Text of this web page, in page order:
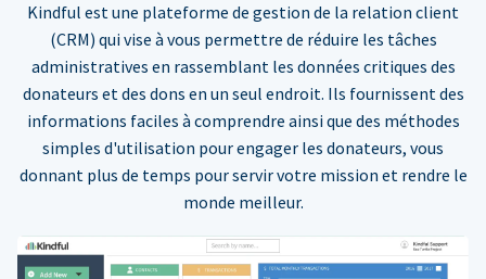
Kindful est une plateforme de gestion de la relation client
(CRM) qui vise à vous permettre de réduire les tâches
administratives en rassemblant les données critiques des
donateurs et des dons en un seul endroit. Ils fournissent des
informations faciles à comprendre ainsi que des méthodes
simples d'utilisation pour engager les donateurs, vous
donnant plus de temps pour servir votre mission et rendre le
monde meilleur.